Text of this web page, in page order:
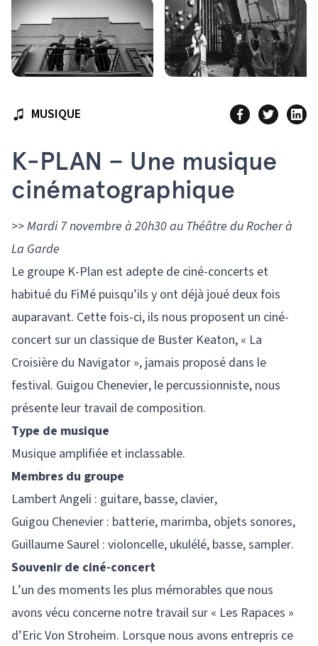
MUSIQUE
K-PLAN – Une musique
cinématographique
>>Mardi 7 novembre à 20h30 au Théâtre du Rocher à
La Garde
Le groupe K-Plan est adepte de ciné-concerts et
habitué du FiMé puisqu’ils y ont déjà joué deux fois
auparavant. Cette fois-ci, ils nous proposent un ciné-
concert sur un classique de Buster Keaton, « La
Croisière du Navigator », jamais proposé dans le
festival. Guigou Chenevier, le percussionniste, nous
présente leur travail de composition.
Type de musique
Musique amplifiée et inclassable.
Membres du groupe
Lambert Angeli : guitare, basse, clavier,
Guigou Chenevier : batterie, marimba, objets sonores,
Guillaume Saurel : violoncelle, ukulélé, basse, sampler.
Souvenir de ciné-concert
L’un des moments les plus mémorables que nous
avons vécu concerne notre travail sur « Les Rapaces »
d’Eric Von Stroheim. Lorsque nous avons entrepris ce